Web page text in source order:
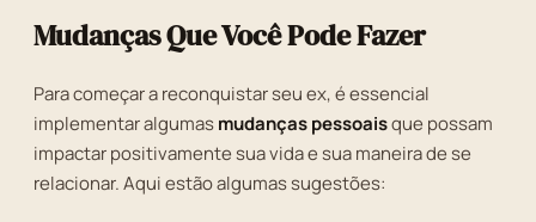
Mudanças Que Você Pode Fazer
Para começar a reconquistar seu ex, é essencial
implementar algumasmudanças pessoaisque possam
impactar positivamente sua vida e sua maneira de se
relacionar. Aqui estão algumas sugestões: